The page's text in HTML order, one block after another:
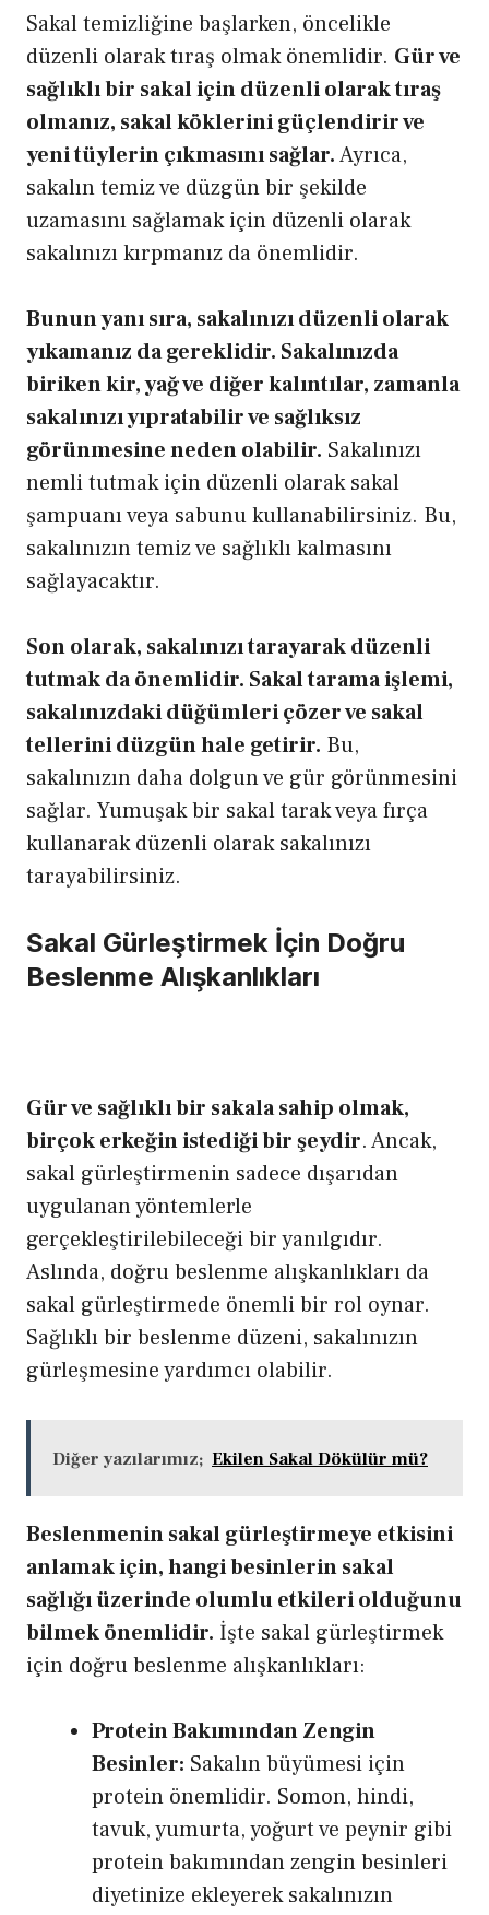
Sakal temizliğine başlarken, öncelikle
düzenli olarak tıraş olmak önemlidir. Gür ve
sağlıklı bir sakal için düzenli olarak tıraş
olmanız, sakal köklerini güçlendirir ve
yeni tüylerin çıkmasını sağlar.Ayrıca,
sakalın temiz ve düzgün bir şekilde
uzamasını sağlamak için düzenli olarak
sakalınızı kırpmanız da önemlidir.
Bunun yanı sıra, sakalınızı düzenli olarak
yıkamanız da gereklidir. Sakalınızda
biriken kir, yağ ve diğer kalıntılar, zamanla
sakalınızı yıpratabilir ve sağlıksız
görünmesine neden olabilir. Sakalınızı
nemli tutmak için düzenli olarak sakal
şampuanı veya sabunu kullanabilirsiniz. Bu,
sakalınızın temiz ve sağlıklı kalmasını
sağlayacaktır.
Son olarak, sakalınızı tarayarak düzenli
tutmak da önemlidir. Sakal tarama işlemi,
sakalınızdaki düğümleri çözer ve sakal
tellerini düzgün hale getirir. Bu,
sakalınızın daha dolgun ve gür görünmesini
sağlar. Yumuşak bir sakal tarak veya fırça
kullanarak düzenli olarak sakalınızı
tarayabilirsiniz.
Sakal Gürleştirmek İçin Doğru
Beslenme Alışkanlıkları
Gür ve sağlıklı bir sakala sahip olmak,
birçok erkeğin istediği bir şeydir. Ancak,
sakal gürleştirmenin sadece dışarıdan
uygulanan yöntemlerle
gerçekleştirilebileceği bir yanılgıdır.
Aslında, doğru beslenme alışkanlıkları da
sakal gürleştirmede önemli bir rol oynar.
Sağlıklı bir beslenme düzeni, sakalınızın
gürleşmesine yardımcı olabilir.
Diğer yazılarımız; Ekilen Sakal Dökülür mü?
Beslenmenin sakal gürleştirmeye etkisini
anlamak için, hangi besinlerin sakal
sağlığı üzerinde olumlu etkileri olduğunu
bilmek önemlidir. İşte sakal gürleştirmek
için doğru beslenme alışkanlıkları:
Protein Bakımından Zengin
Besinler: Sakalın büyümesi için
protein önemlidir. Somon, hindi,
tavuk, yumurta, yoğurt ve peynir gibi
protein bakımından zengin besinleri
diyetinize ekleyerek sakalınızın